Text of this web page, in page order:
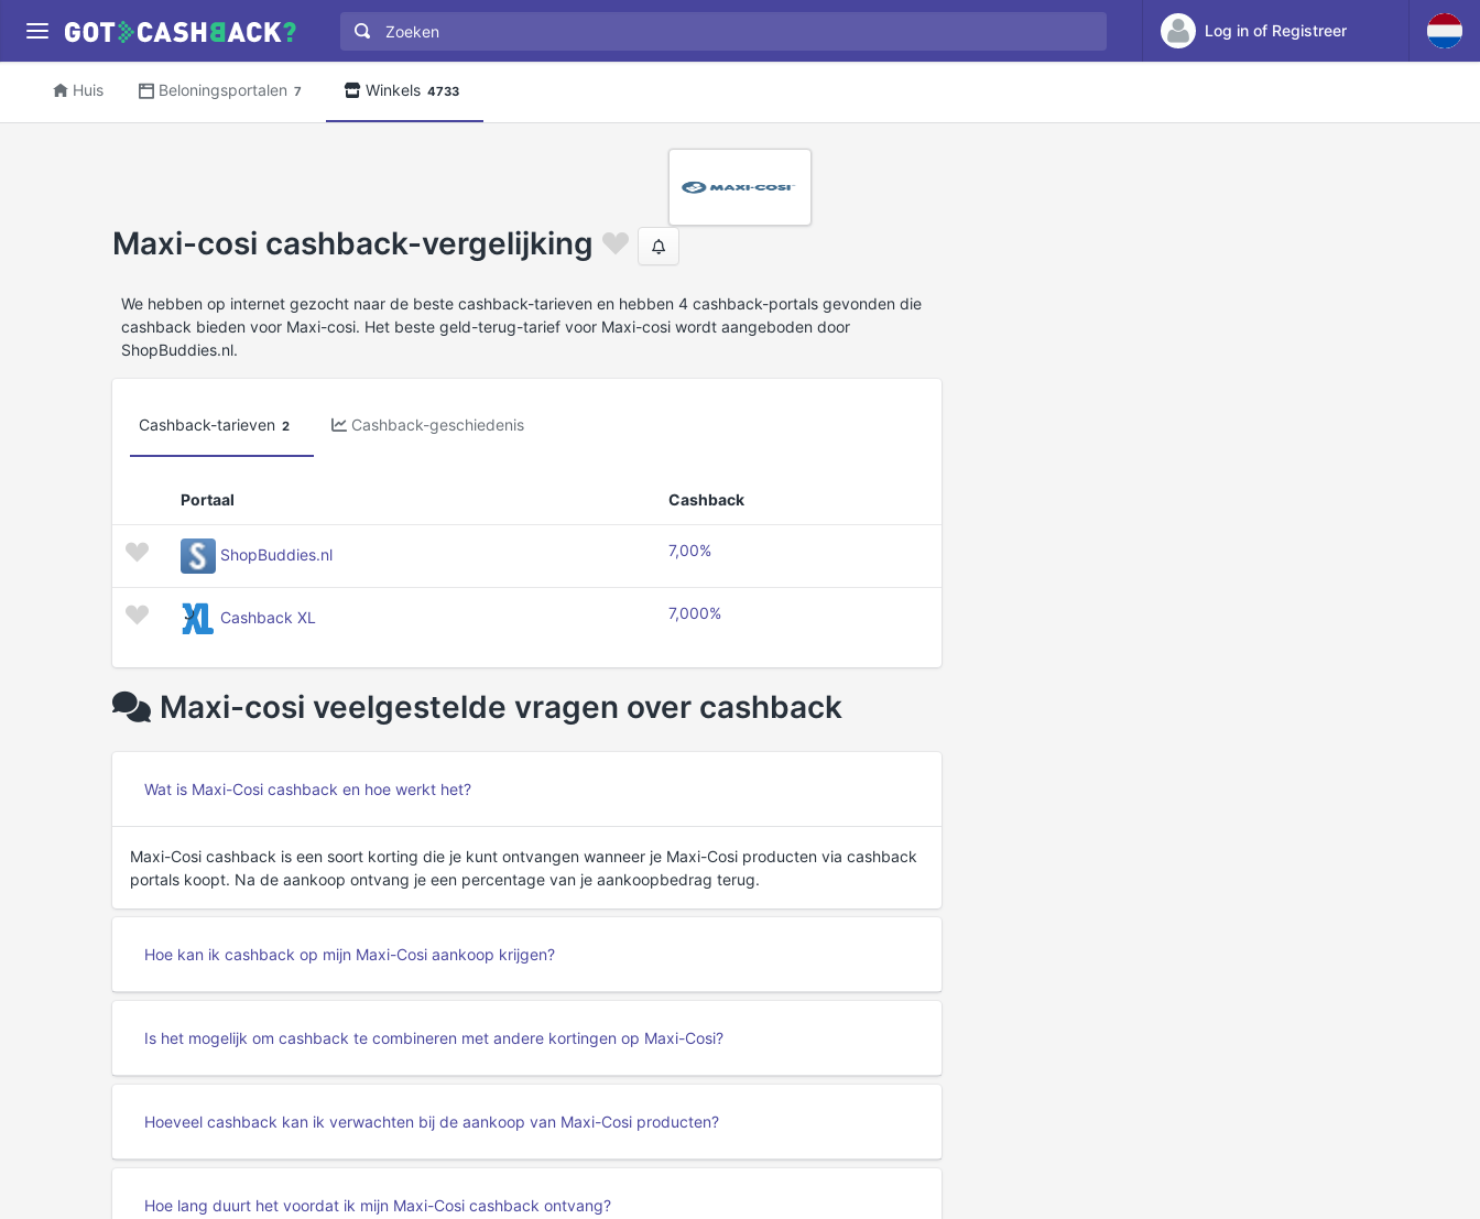
Log in of Registreer
Huis Beloningsportalen 7 Winkels 4733
Maxi-cosi cashback-vergelijking
We hebben op internet gezocht naar de beste cashback-tarieven en hebben 4 cashback-portals gevonden die
cashback bieden voor Maxi-cosi. Het beste geld-terug-tarief voor Maxi-cosi wordt aangeboden door
ShopBuddies.nl.
Cashback-tarieven 2 Cashback-geschiedenis
Portaal Cashback
ShopBuddies.nl 7,00%
Cashback XL 7,000%
Maxi-cosi veelgestelde vragen over cashback
Wat is Maxi-Cosi cashback en hoe werkt het?
Maxi-Cosi cashback is een soort korting die je kunt ontvangen wanneer je Maxi-Cosi producten via cashback
portals koopt. Na de aankoop ontvang je een percentage van je aankoopbedrag terug.
Hoe kan ik cashback op mijn Maxi-Cosi aankoop krijgen?
Is het mogelijk om cashback te combineren met andere kortingen op Maxi-Cosi?
Hoeveel cashback kan ik verwachten bij de aankoop van Maxi-Cosi producten?
Hoe lang duurt het voordat ik mijn Maxi-Cosi cashback ontvang?